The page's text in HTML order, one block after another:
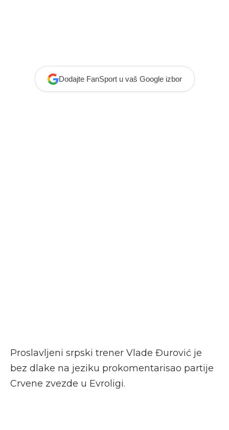
Dodajte FanSport u vaš Google izbor
Proslavljeni srpski trener Vlade Đurović je
bez dlake na jeziku prokomentarisao partije
Crvene zvezde u Evroligi.